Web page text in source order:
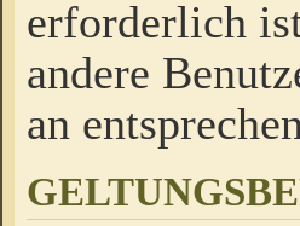
erforderlich
andere
an